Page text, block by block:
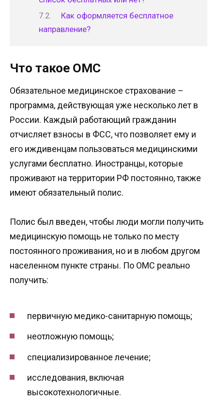
Как оформляется бесплатное
направление?
Что такое ОМС
Обязательное медицинское страхование –
программа, действующая уже несколько лет в
России. Каждый работающий гражданин
отчисляет взносы в ФСС, что позволяет ему и
его иждивенцам пользоваться медицинскими
услугами бесплатно. Иностранцы, которые
проживают на территории РФ постоянно, также
имеют обязательный полис.
Полис был введен, чтобы люди могли получить
медицинскую помощь не только по месту
постоянного проживания, но и в любом другом
населенном пункте страны. По ОМС реально
получить:
первичную медико-санитарную помощь;
неотложную помощь;
специализированное лечение;
исследования, включая
высокотехнологичные.